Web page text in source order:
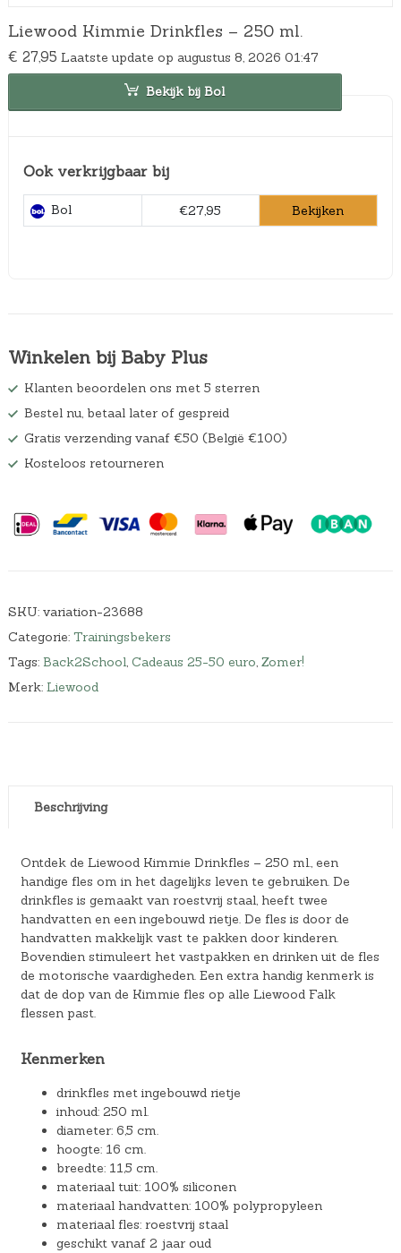
Liewood Kimmie Drinkfles – 250 ml.
€ 27,95 Laatste update op augustus 8, 2026 01:47
Bekijk bij Bol
Ook verkrijgbaar bij
Bol €27,95 Bekijken
Winkelen bij Baby Plus
Klanten beoordelen ons met 5 sterren
Bestel nu, betaal later of gespreid
Gratis verzending vanaf €50 (België €100)
Kosteloos retourneren
SKU: variation-23688
Categorie: Trainingsbekers
Tags: Back2School, Cadeaus 25-50 euro, Zomer!
Merk: Liewood
Beschrijving
Ontdek de Liewood Kimmie Drinkfles – 250 ml., een
handige fles om in het dagelijks leven te gebruiken. De
drinkfles is gemaakt van roestvrij staal, heeft twee
handvatten en een ingebouwd rietje. De fles is door de
handvatten makkelijk vast te pakken door kinderen.
Bovendien stimuleert het vastpakken en drinken uit de fles
de motorische vaardigheden. Een extra handig kenmerk is
dat de dop van de Kimmie fles op alle Liewood Falk
flessen past.
Kenmerken
drinkfles met ingebouwd rietje
inhoud: 250 ml.
diameter: 6,5 cm.
hoogte: 16 cm.
breedte: 11,5 cm.
materiaal tuit: 100% siliconen
materiaal handvatten: 100% polypropyleen
materiaal fles: roestvrij staal
geschikt vanaf 2 jaar oud